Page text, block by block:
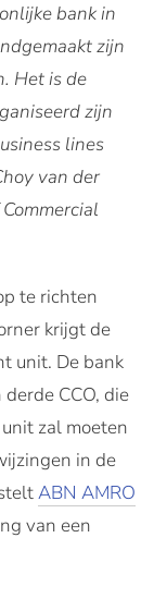
bank in
zijn
Het is de
zijn
lines
van der
te richten
krijgt de
unit. De bank
CCO, die
zal moeten
in de
ABN AMRO
van een